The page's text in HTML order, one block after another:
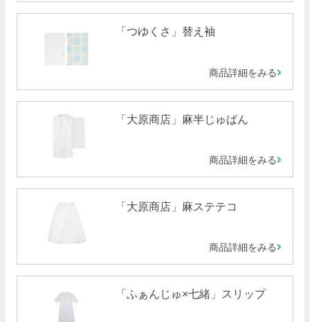
「つゆくさ」替え袖
商品詳細をみる
「大原商店」麻半じゅばん
商品詳細をみる
「大原商店」麻ステテコ
商品詳細をみる
「ふぁんじゅ×七緒」スリップ